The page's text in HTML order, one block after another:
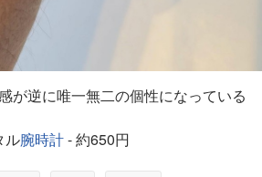
が逆に唯一無二の個性になっている
ル腕時計- 約650円